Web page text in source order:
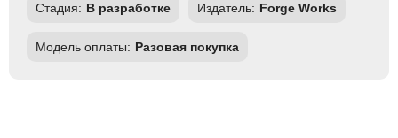
Стадия: В разработке Издатель: Forge Works
Модель оплаты: Разовая покупка